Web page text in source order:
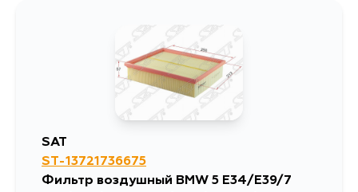
SAT
ST-13721736675
Фильтр воздушный BMW 5 E34/E39/7